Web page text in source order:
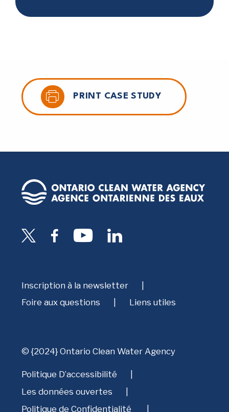
PRINT CASE STUDY
Inscription à la newsletter
Foire aux questions
Liens utiles
© {2024} Ontario Clean Water Agency
Politique D’accessibilité
Les données ouvertes
Politique de Confidentialité